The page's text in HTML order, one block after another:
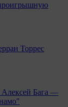
Торрес
Алексей Бага —